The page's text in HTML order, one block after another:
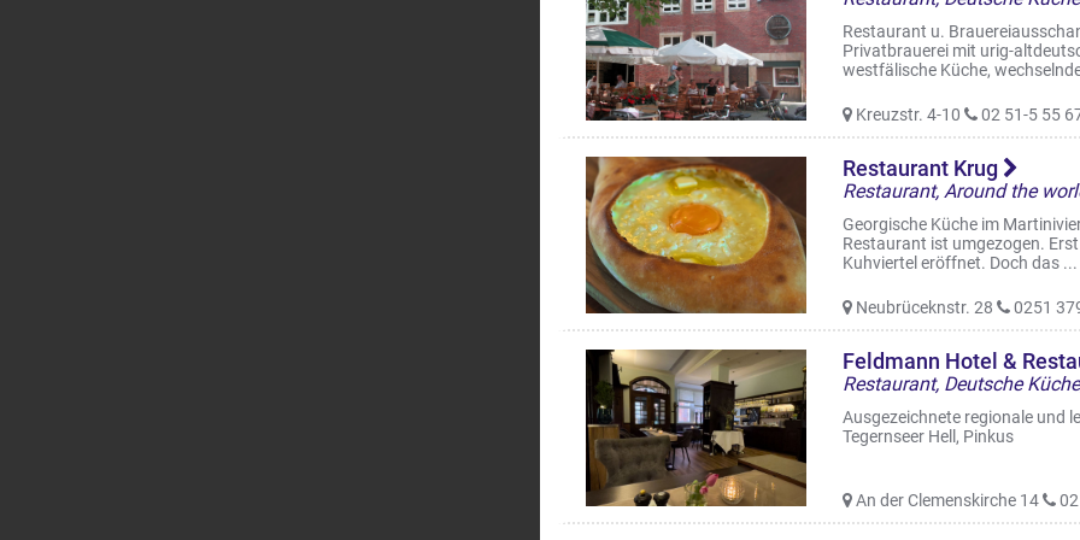
Restaurant u.
Privatbrauerei mit urig-
westfälische Küche,
Kreuzstr. 4-10 02 51-5 55
Restaurant Krug
Restaurant, Around the
Georgische Küche im
Restaurant ist umgezogen.
Kuhviertel eröffnet. Doch das ...
Neubrüceknstr. 28 0251
Feldmann Hotel &
Restaurant, Deutsche
Ausgezeichnete regionale und
Tegernseer Hell, Pinkus
An der Clemenskirche 14 02